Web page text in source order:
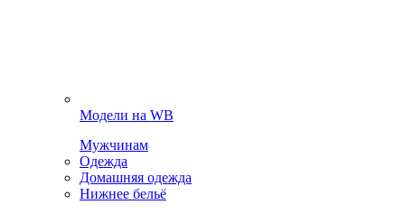
Модели на WB
Мужчинам
Одежда
Домашняя одежда
Нижнее бельё